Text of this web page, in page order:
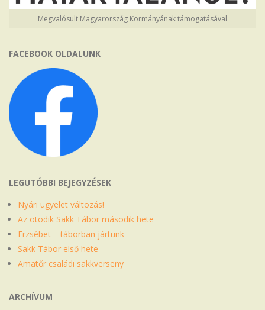
Megvalósult Magyarország Kormányának támogatásával
FACEBOOK OLDALUNK
LEGUTÓBBI BEJEGYZÉSEK
Nyári ügyelet változás!
Az ötödik Sakk Tábor második hete
Erzsébet – táborban jártunk
Sakk Tábor első hete
Amatőr családi sakkverseny
ARCHÍVUM